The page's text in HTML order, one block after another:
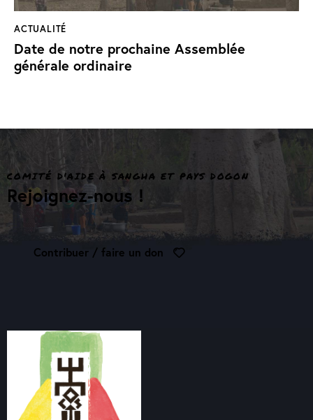
ACTUALITÉ
Date de notre prochaine Assemblée
générale ordinaire
COMITÉ D'AIDE À SANGHA ET PAYS DOGON
Rejoignez-nous !
Contribuer / faire un don